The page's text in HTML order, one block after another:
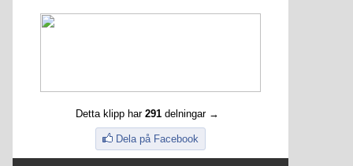
Detta klipp har 291 delningar →
Dela på Facebook